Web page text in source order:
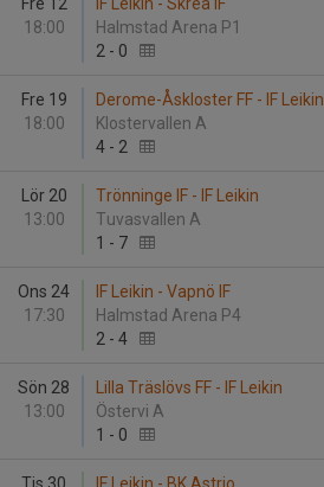
18:00
Halmstad Arena P1
2 - 0
Fre 19
18:00
Derome-Åskloster FF - IF Leikin
Klostervallen A
4 - 2
Lör 20
13:00
Trönninge IF - IF Leikin
Tuvasvallen A
1 - 7
Ons 24
17:30
IF Leikin - Vapnö IF
Halmstad Arena P4
2 - 4
Sön 28
13:00
Lilla Träslövs FF - IF Leikin
Östervi A
1 - 0